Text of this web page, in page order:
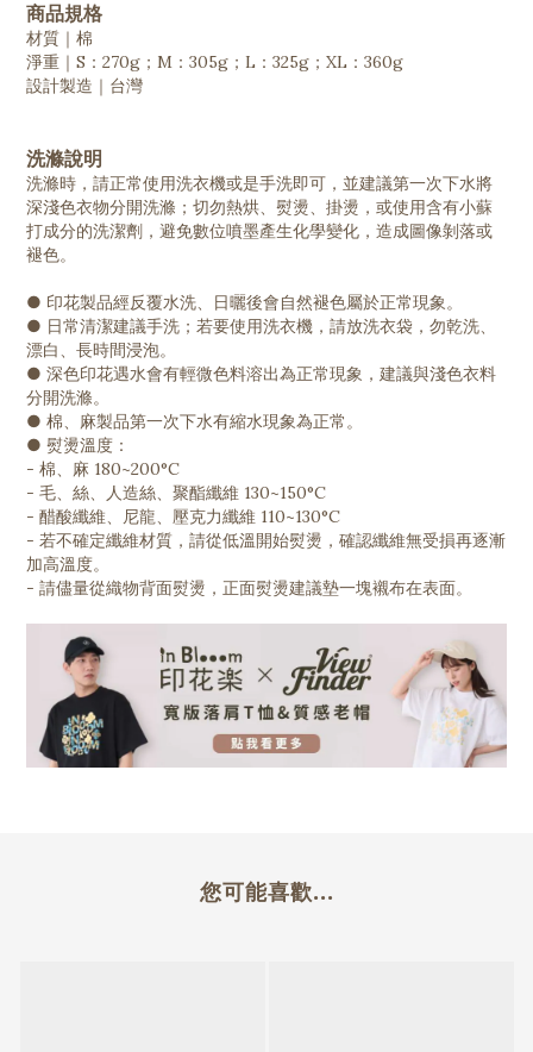
商品規格
材質｜棉
淨重｜S：270g；M：305g；L：325g；XL：360g
設計製造｜台灣
洗滌說明
洗滌時，請正常使用洗衣機或是手洗即可，並建議第一次下水將
深淺色衣物分開洗滌；切勿熱烘、熨燙、掛燙，或使用含有小蘇
打成分的洗潔劑，避免數位噴墨產生化學變化，造成圖像剝落或
褪色。
● 印花製品經反覆水洗、日曬後會自然褪色屬於正常現象。
● 日常清潔建議手洗；若要使用洗衣機，請放洗衣袋，勿乾洗、
漂白、長時間浸泡。
● 深色印花遇水會有輕微色料溶出為正常現象，建議與淺色衣料
分開洗滌。
● 棉、麻製品第一次下水有縮水現象為正常。
● 熨燙溫度：
- 棉、麻 180~200°C
- 毛、絲、人造絲、聚酯纖維 130~150°C
- 醋酸纖維、尼龍、壓克力纖維 110~130°C
- 若不確定纖維材質，請從低溫開始熨燙，確認纖維無受損再逐漸
加高溫度。
- 請儘量從織物背面熨燙，正面熨燙建議墊一塊襯布在表面。
您可能喜歡...